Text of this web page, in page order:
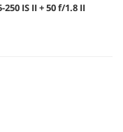
250 IS II + 50 f/1.8 II